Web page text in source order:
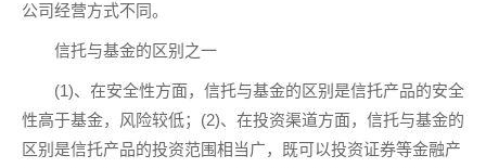
公司经营方式不同。
信托与基金的区别之一
(1)、在安全性方面，信托与基金的区别是信托产品的安全
性高于基金，风险较低；(2)、在投资渠道方面，信托与基金的
区别是信托产品的投资范围相当广，既可以投资证券等金融产